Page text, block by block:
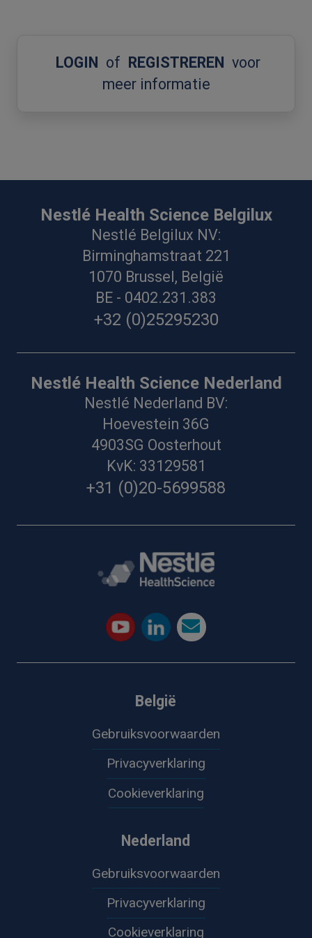
LOGIN of REGISTREREN voor
meer informatie
Nestlé Health Science Belgilux
Nestlé Belgilux NV:
Birminghamstraat 221
1070 Brussel, België
BE - 0402.231.383
+32 (0)25295230
Nestlé Health Science Nederland
Nestlé Nederland BV:
Hoevestein 36G
4903SG Oosterhout
KvK: 33129581
+31 (0)20-5699588
België
Gebruiksvoorwaarden
Privacyverklaring
Cookieverklaring
Nederland
Gebruiksvoorwaarden
Privacyverklaring
Cookieverklaring